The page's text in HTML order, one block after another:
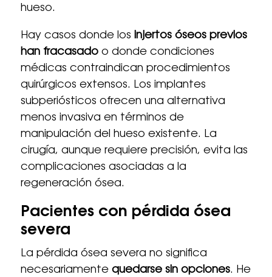
hueso.
Hay casos donde los injertos óseos previos
han fracasadoo donde condiciones
médicas contraindican procedimientos
quirúrgicos extensos. Los implantes
subperiósticos ofrecen una alternativa
menos invasiva en términos de
manipulación del hueso existente. La
cirugía, aunque requiere precisión, evita las
complicaciones asociadas a la
regeneración ósea.
Pacientes con pérdida ósea
severa
La pérdida ósea severa no significa
necesariamente quedarse sin opciones. He